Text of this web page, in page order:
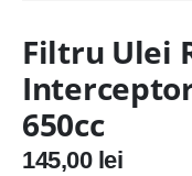
Filtru Ulei
650cc
145,00 lei